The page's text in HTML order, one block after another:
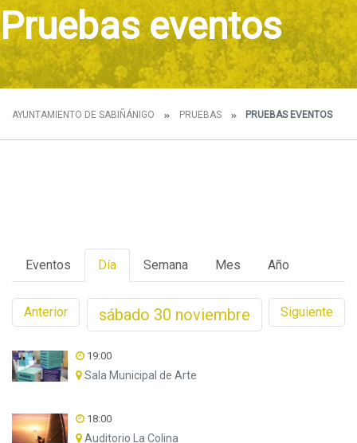
Pruebas eventos
AYUNTAMIENTO DE SABIÑÁNIGO PRUEBAS PRUEBAS EVENTOS
Eventos Día Semana Mes Año
Anterior sábado 30 noviembre Siguiente
19:00
Sala Municipal de Arte
18:00
Auditorio La Colina